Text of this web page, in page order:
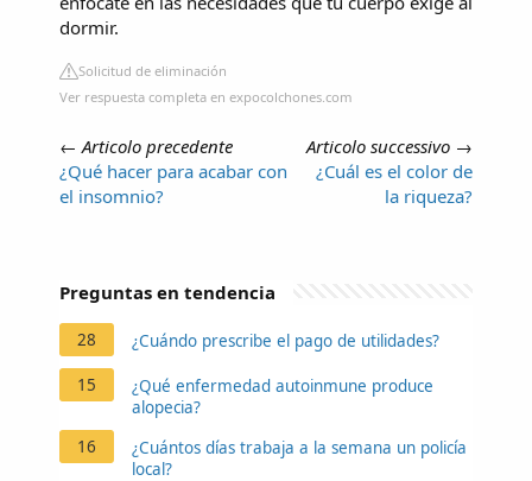
dormir.
Solicitud de eliminación
Ver respuesta completa en expocolchones.com
← Articolo precedente
¿Qué hacer para acabar con
el insomnio?
Articolo successivo →
¿Cuál es el color de
la riqueza?
Preguntas en tendencia
28 ¿Cuándo prescribe el pago de utilidades?
15
¿Qué enfermedad autoinmune produce
alopecia?
16
¿Cuántos días trabaja a la semana un policía
local?